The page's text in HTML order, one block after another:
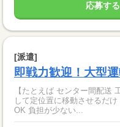
応募す
[派遣]
即戦力歓迎！大型
【たとえば センター間配送
して定位置に移動させるだ
OK 負担が少ない...